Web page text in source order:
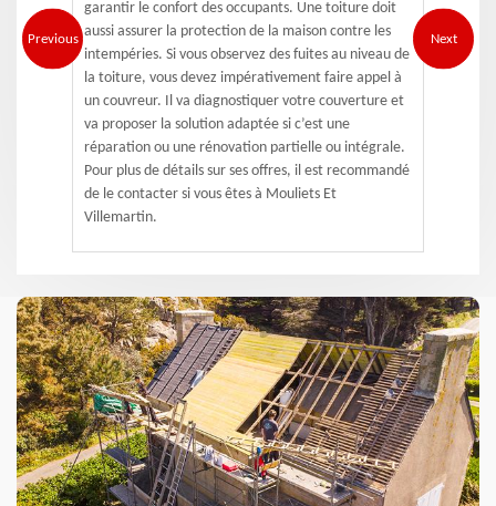
Previous
garantir le confort des occupants. Une toiture doit
aussi assurer la protection de la maison contre les
intempéries. Si vous observez des fuites au niveau de
la toiture, vous devez impérativement faire appel à
un couvreur. Il va diagnostiquer votre couverture et
va proposer la solution adaptée si c’est une
réparation ou une rénovation partielle ou intégrale.
Pour plus de détails sur ses offres, il est recommandé
de le contacter si vous êtes à Mouliets Et
Villemartin.
Next